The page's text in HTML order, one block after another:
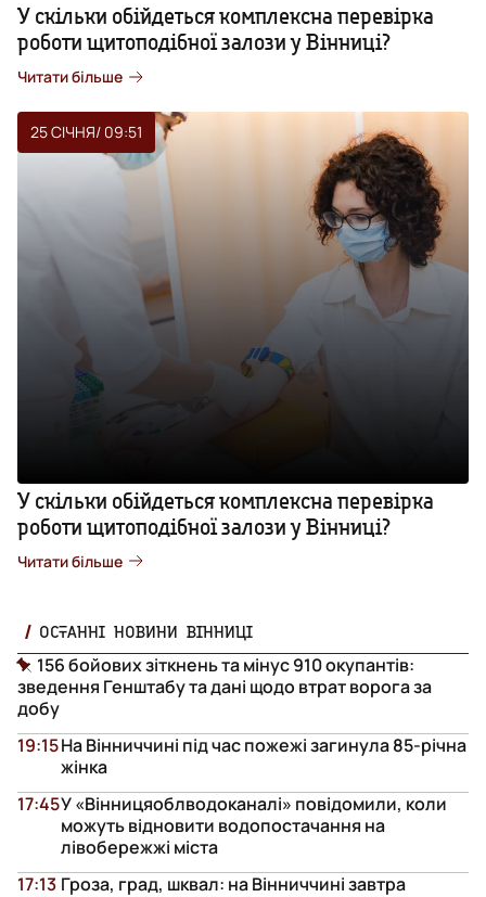
У скільки обійдеться комплексна перевірка
роботи щитоподібної залози у Вінниці?
Читати більше
25 СІЧНЯ/ 09:51
У скільки обійдеться комплексна перевірка
роботи щитоподібної залози у Вінниці?
Читати більше
ОСТАННІ НОВИНИ ВІННИЦІ
156 бойових зіткнень та мінус 910 окупантів:
зведення Генштабу та дані щодо втрат ворога за
добу
На Вінниччині під час пожежі загинула 85-річна
жінка
19:15
У «Вінницяоблводоканалі» повідомили, коли
можуть відновити водопостачання на
лівобережжі міста
17:45
Гроза, град, шквал: на Вінниччині завтра
17:13